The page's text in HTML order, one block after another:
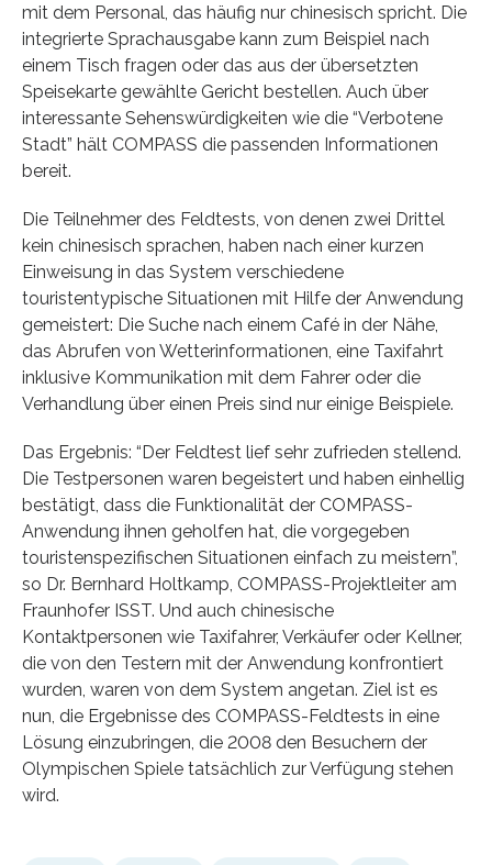
mit dem Personal, das häufig nur chinesisch spricht. Die
integrierte Sprachausgabe kann zum Beispiel nach
einem Tisch fragen oder das aus der übersetzten
Speisekarte gewählte Gericht bestellen. Auch über
interessante Sehenswürdigkeiten wie die “Verbotene
Stadt” hält COMPASS die passenden Informationen
bereit.
Die Teilnehmer des Feldtests, von denen zwei Drittel
kein chinesisch sprachen, haben nach einer kurzen
Einweisung in das System verschiedene
touristentypische Situationen mit Hilfe der Anwendung
gemeistert: Die Suche nach einem Café in der Nähe,
das Abrufen von Wetterinformationen, eine Taxifahrt
inklusive Kommunikation mit dem Fahrer oder die
Verhandlung über einen Preis sind nur einige Beispiele.
Das Ergebnis: “Der Feldtest lief sehr zufrieden stellend.
Die Testpersonen waren begeistert und haben einhellig
bestätigt, dass die Funktionalität der COMPASS-
Anwendung ihnen geholfen hat, die vorgegeben
touristenspezifischen Situationen einfach zu meistern”,
so Dr. Bernhard Holtkamp, COMPASS-Projektleiter am
Fraunhofer ISST. Und auch chinesische
Kontaktpersonen wie Taxifahrer, Verkäufer oder Kellner,
die von den Testern mit der Anwendung konfrontiert
wurden, waren von dem System angetan. Ziel ist es
nun, die Ergebnisse des COMPASS-Feldtests in eine
Lösung einzubringen, die 2008 den Besuchern der
Olympischen Spiele tatsächlich zur Verfügung stehen
wird.